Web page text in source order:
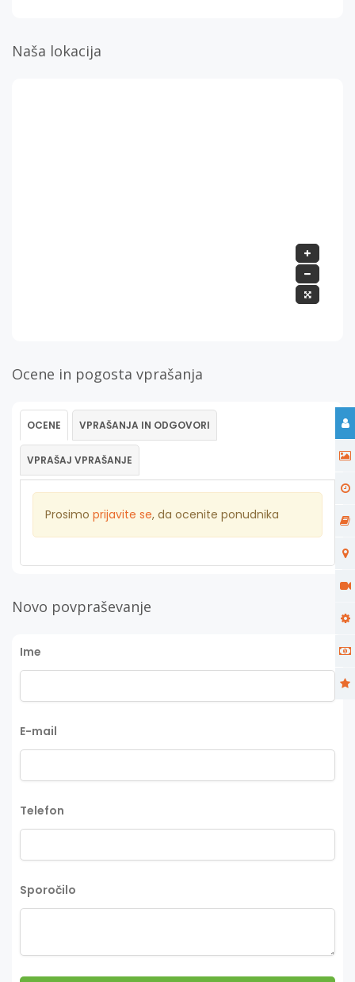
Naša lokacija
Ocene in pogosta vprašanja
OCENE VPRAŠANJA IN ODGOVORI
VPRAŠAJ VPRAŠANJE
Prosimo prijavite se, da ocenite ponudnika
Novo povpraševanje
Ime
E-mail
Telefon
Sporočilo